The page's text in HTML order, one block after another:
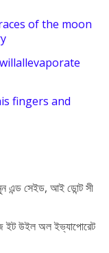
of the moon
willallevaporate
fingers and
এন্ড সেইড, আই ডোন্ট সী
ইট উইল অল ইভ্যাপোরেট